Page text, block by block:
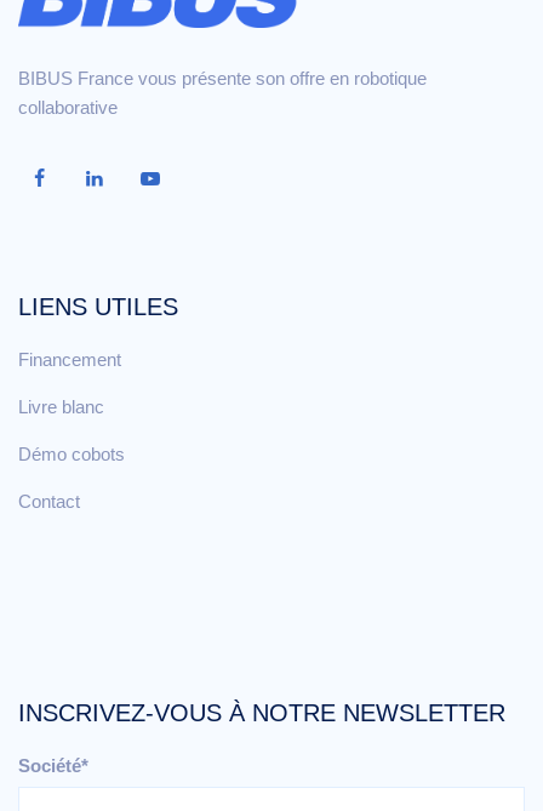
BIBUS France vous présente son offre en robotique
collaborative
LIENS UTILES
Financement
Livre blanc
Démo cobots
Contact
INSCRIVEZ-VOUS À NOTRE NEWSLETTER
Société*